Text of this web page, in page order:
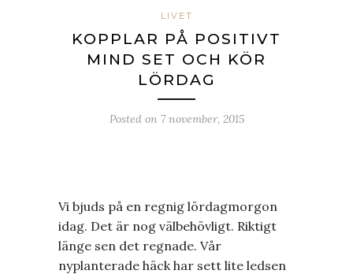
LIVET
KOPPLAR PÅ POSITIVT
MIND SET OCH KÖR
LÖRDAG
Posted on 7 november, 2015
Vi bjuds på en regnig lördagmorgon
idag. Det är nog välbehövligt. Riktigt
länge sen det regnade. Vår
nyplanterade häck har sett lite ledsen